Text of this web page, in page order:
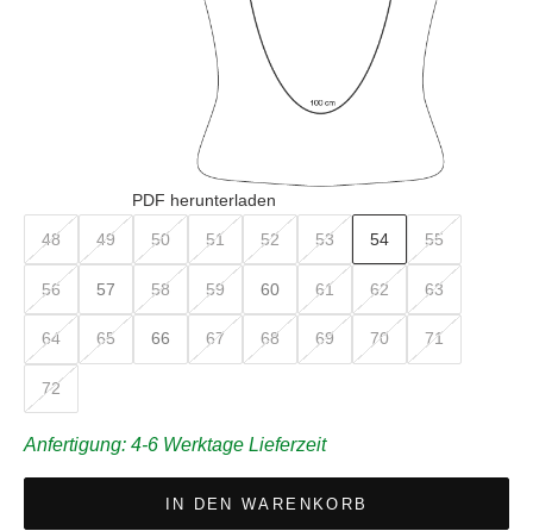
PDF herunterladen
48 49 50 51 52 53 54 55
56 57 58 59 60 61 62 63
64 65 66 67 68 69 70 71
72
Anfertigung: 4-6 Werktage Lieferzeit
IN DEN WARENKORB